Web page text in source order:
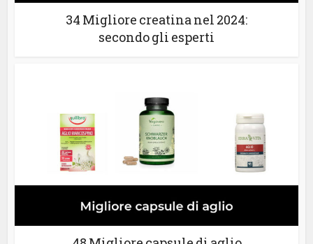
34 Migliore creatina nel 2024:
secondo gli esperti